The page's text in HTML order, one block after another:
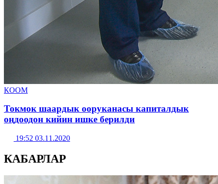
КООМ
Токмок шаардык ооруканасы капиталдык
оңдоодон кийин ишке берилди
19:52 03.11.2020
КАБАРЛАР